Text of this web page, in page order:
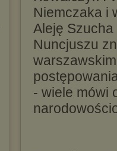
Niemczaka i
Aleję
Nuncjuszu
- wiele mówi